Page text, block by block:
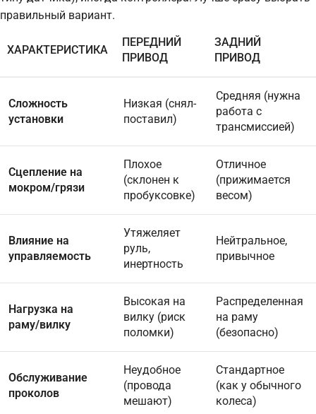
правильный вариант.
ХАРАКТЕРИСТИКА
ПЕРЕДНИЙ
ПРИВОД
ЗАДНИЙ
ПРИВОД
Сложность
установки
Низкая (снял-
поставил)
Средняя (нужна
работа с
трансмиссией)
Сцепление на
мокром/грязи
Плохое
(склонен к
пробуксовке)
Отличное
(прижимается
весом)
Влияние на
управляемость
Утяжеляет
руль,
инертность
Нейтральное,
привычное
Нагрузка на
раму/вилку
Высокая на
вилку (риск
поломки)
Распределенная
на раму
(безопасно)
Обслуживание
проколов
Неудобное
(провода
мешают)
Стандартное
(как у обычного
колеса)